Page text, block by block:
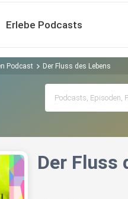
Erlebe Podcasts
Podcast Der Fluss des Lebens
Der Fluss